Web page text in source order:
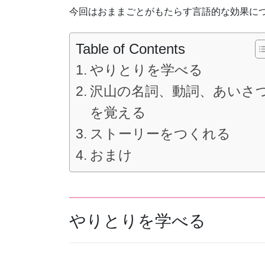
今回はおままごとがもたらす言語的な効果に
Table of Contents
やりとりを学べる
沢山の名詞、動詞、あいさ
を覚える
ストーリーをつくれる
おまけ
やりとりを学べる